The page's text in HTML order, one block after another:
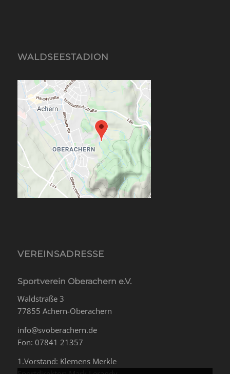
WALDSEESTADION
VEREINSADRESSE
Sportverein Oberachern e.V.
Waldstraße 3
77855 Achern-Oberachern
info@svoberachern.de
Fon: 07841 21357
1.Vorstand: Klemens Merkle